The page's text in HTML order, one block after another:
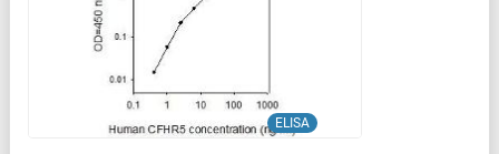
ELISA